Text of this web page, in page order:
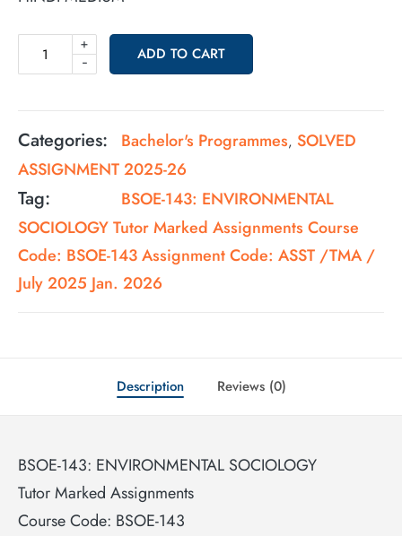
-
+
ADD TO CART
Categories: Bachelor's Programmes, SOLVED
ASSIGNMENT 2025-26
Tag:
BSOE-143: ENVIRONMENTAL
SOCIOLOGY Tutor Marked Assignments Course
Code: BSOE-143 Assignment Code: ASST /TMA /
July 2025 Jan. 2026
Description Reviews (0)
BSOE-143: ENVIRONMENTAL SOCIOLOGY
Tutor Marked Assignments
Course Code: BSOE-143